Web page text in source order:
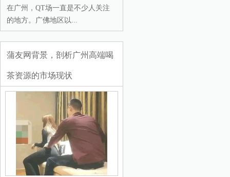
在广州，QT场一直是不少人关注
的地方。广佛地区以...
蒲友网背景，剖析广州高端喝
茶资源的市场现状